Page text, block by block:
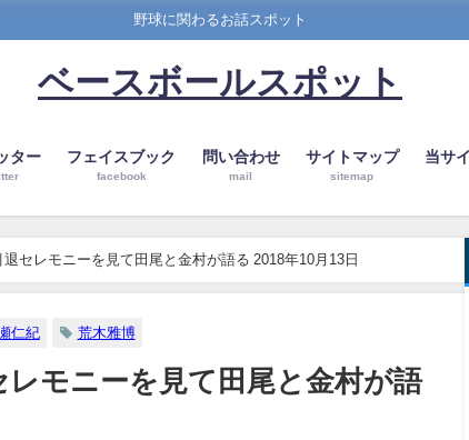
野球に関わるお話スポット
ベースボールスポット
ター フェイスブック
facebook
問い合わせ
mail
サイトマップ
sitemap
当サ
セレモニーを見て田尾と金村が語る 2018年10月13日
仁紀 荒木雅博
モニーを見て田尾と金村が語